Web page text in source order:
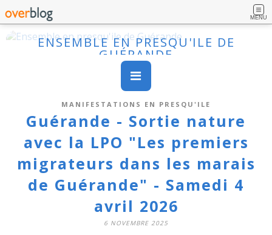
MENU
ENSEMBLE EN PRESQU'ILE DE
GUÉRANDE
MANIFESTATIONS EN PRESQU'ILE
Guérande - Sortie nature
avec la LPO "Les premiers
migrateurs dans les marais
de Guérande" - Samedi 4
avril 2026
6 NOVEMBRE 2025